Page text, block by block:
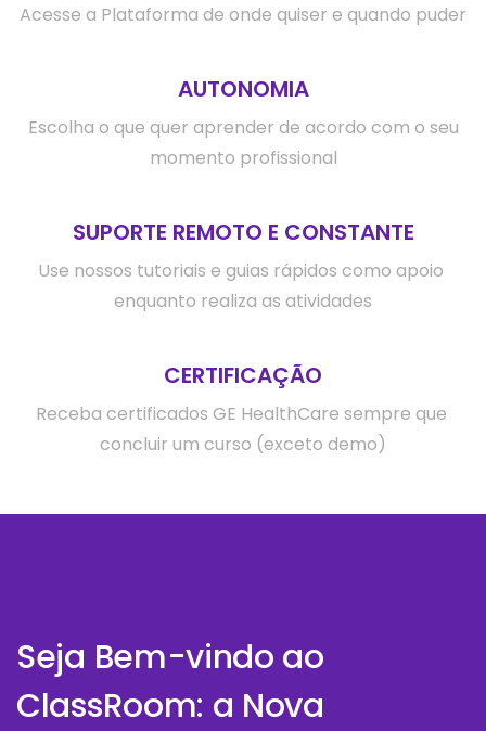
Acesse a Plataforma de onde quiser e quando puder
AUTONOMIA
Escolha o que quer aprender de acordo com o seu
momento profissional
SUPORTE REMOTO E CONSTANTE
Use nossos tutoriais e guias rápidos como apoio
enquanto realiza as atividades
CERTIFICAÇÃO
Receba certificados GE HealthCare sempre que
concluir um curso (exceto demo)
Seja Bem-vindo ao
ClassRoom: a Nova